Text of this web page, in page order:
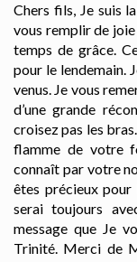
Chers fils, Je suis
vous remplir de
temps de grâce.
pour le lendemain.
venus. Je vous
d’une grande
croisez pas les
flamme de votre
connaît par votre
êtes précieux pour
serai toujours
message que Je
Trinité. Merci de